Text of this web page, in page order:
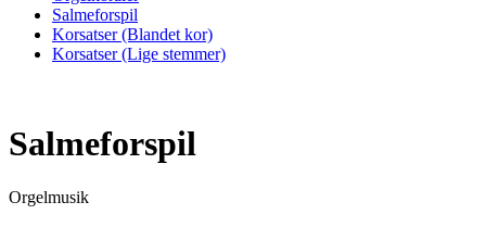
Salmeforspil
Korsatser (Blandet kor)
Korsatser (Lige stemmer)
Salmeforspil
Orgelmusik